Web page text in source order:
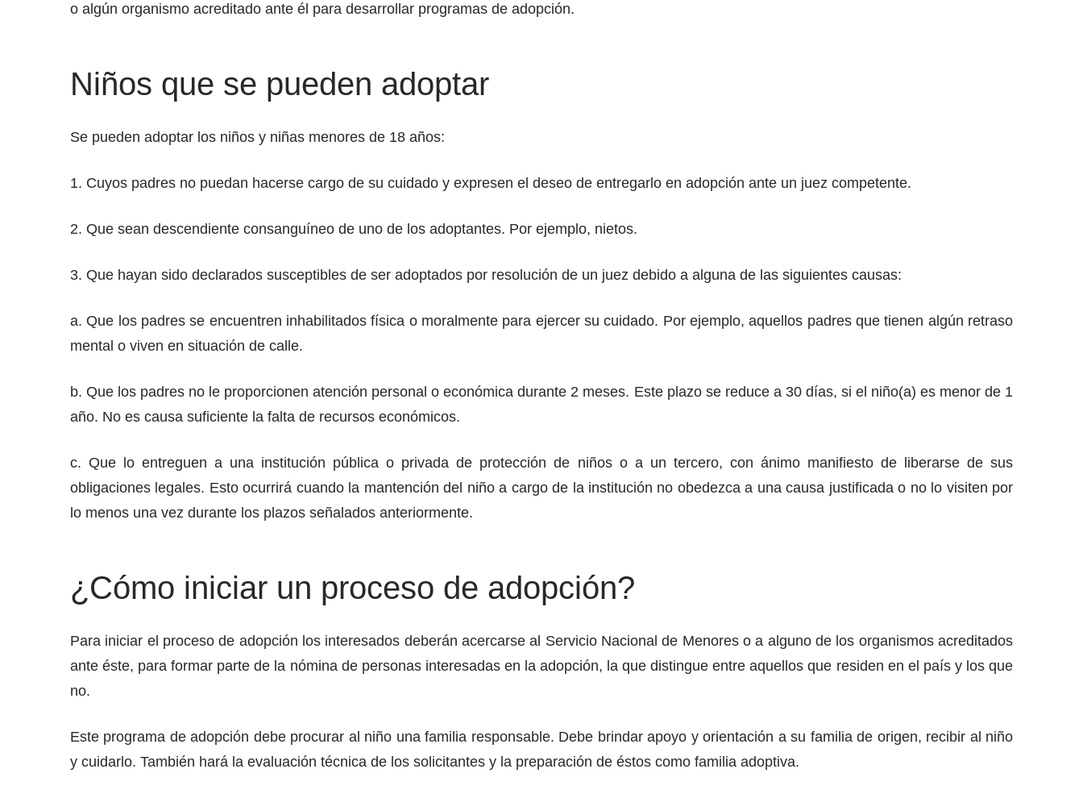
o algún organismo acreditado ante él para desarrollar programas de adopción.
Niños que se pueden adoptar
Se pueden adoptar los niños y niñas menores de 18 años:
1. Cuyos padres no puedan hacerse cargo de su cuidado y expresen el deseo de entregarlo en adopción ante un juez competente.
2. Que sean descendiente consanguíneo de uno de los adoptantes. Por ejemplo, nietos.
3. Que hayan sido declarados susceptibles de ser adoptados por resolución de un juez debido a alguna de las siguientes causas:
a. Que los padres se encuentren inhabilitados física o moralmente para ejercer su cuidado. Por ejemplo, aquellos padres que tienen algún retraso
mental o viven en situación de calle.
b. Que los padres no le proporcionen atención personal o económica durante 2 meses. Este plazo se reduce a 30 días, si el niño(a) es menor de 1
año. No es causa suficiente la falta de recursos económicos.
c. Que lo entreguen a una institución pública o privada de protección de niños o a un tercero, con ánimo manifiesto de liberarse de sus
obligaciones legales. Esto ocurrirá cuando la mantención del niño a cargo de la institución no obedezca a una causa justificada o no lo visiten por
lo menos una vez durante los plazos señalados anteriormente.
¿Cómo iniciar un proceso de adopción?
Para iniciar el proceso de adopción los interesados deberán acercarse al Servicio Nacional de Menores o a alguno de los organismos acreditados
ante éste, para formar parte de la nómina de personas interesadas en la adopción, la que distingue entre aquellos que residen en el país y los que
no.
Este programa de adopción debe procurar al niño una familia responsable. Debe brindar apoyo y orientación a su familia de origen, recibir al niño
y cuidarlo. También hará la evaluación técnica de los solicitantes y la preparación de éstos como familia adoptiva.